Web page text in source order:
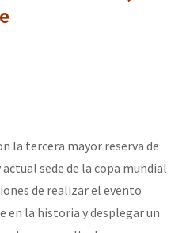
la tercera mayor reserva de
sede de la copa mundial
de realizar el evento
la historia y desplegar un